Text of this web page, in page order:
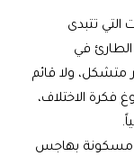
تتبدى
في
متشكل، ولا قائم
الاختلاف،
مسكونة بهاجس